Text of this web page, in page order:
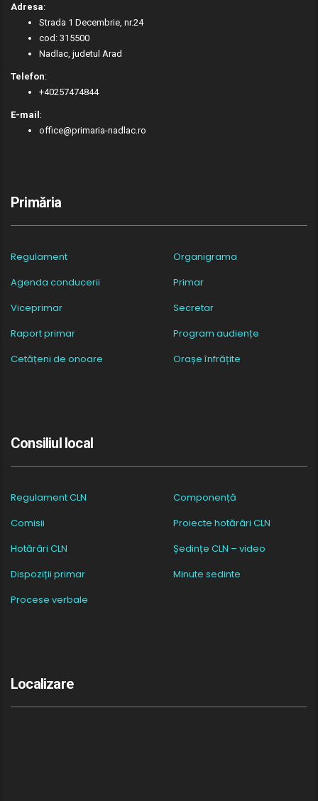
Adresa:
Strada 1 Decembrie, nr.24
cod: 315500
Nadlac, judetul Arad
Telefon:
+40257474844
E-mail:
office@primaria-nadlac.ro
Primăria
Regulament
Organigrama
Agenda conducerii
Primar
Viceprimar
Secretar
Raport primar
Program audiențe
Cetățeni de onoare
Orașe înfrățite
Consiliul local
Regulament CLN
Componență
Comisii
Proiecte hotărâri CLN
Hotărâri CLN
Ședințe CLN – video
Dispoziții primar
Minute sedinte
Procese verbale
Localizare